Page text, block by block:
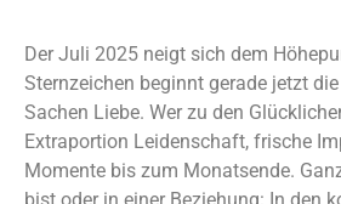
Der Juli 2025 neigt sich dem
Sternzeichen beginnt gerade jetzt
Sachen Liebe. Wer zu den
Extraportion Leidenschaft, frische
Momente bis zum Monatsende.